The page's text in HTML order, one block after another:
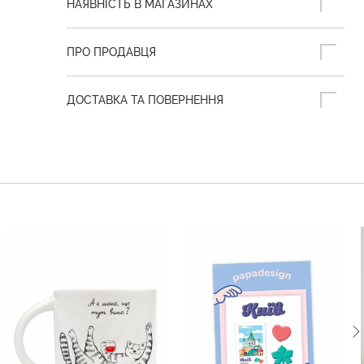
НАЯВНІСТЬ В МАГАЗИНАХ
ПРО ПРОДАВЦЯ
ДОСТАВКА ТА ПОВЕРНЕННЯ